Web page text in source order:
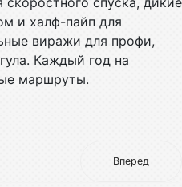
и халф-пайп для
виражи для профи,
Каждый год на
маршруты.
Вперед